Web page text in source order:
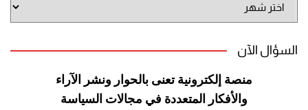
الموقع
السؤال الآن
منصة إلكترونية تعنى بالحوار ونشر الآراء
والأفكار المتعددة في مجالات السياسة